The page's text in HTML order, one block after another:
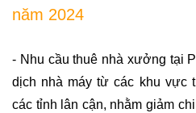
năm 2024
- Nhu cầu thuê nhà xưởng tại
dịch nhà máy từ các khu vực
các tỉnh lân cận, nhằm giảm